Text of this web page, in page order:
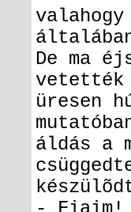
De ma
vetették
üresen
áldás a